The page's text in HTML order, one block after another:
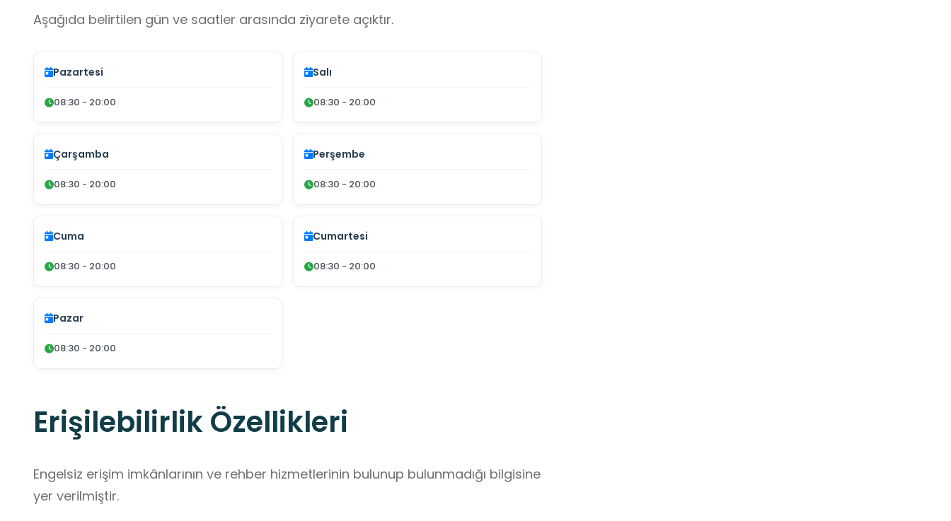
Aşağıda belirtilen gün ve saatler arasında ziyarete açıktır.
Pazartesi
08:30 - 20:00
Salı
08:30 - 20:00
Çarşamba
08:30 - 20:00
Perşembe
08:30 - 20:00
Cuma
08:30 - 20:00
Cumartesi
08:30 - 20:00
Pazar
08:30 - 20:00
Erişilebilirlik Özellikleri
Engelsiz erişim imkânlarının ve rehber hizmetlerinin bulunup bulunmadığı bilgisine
yer verilmiştir.